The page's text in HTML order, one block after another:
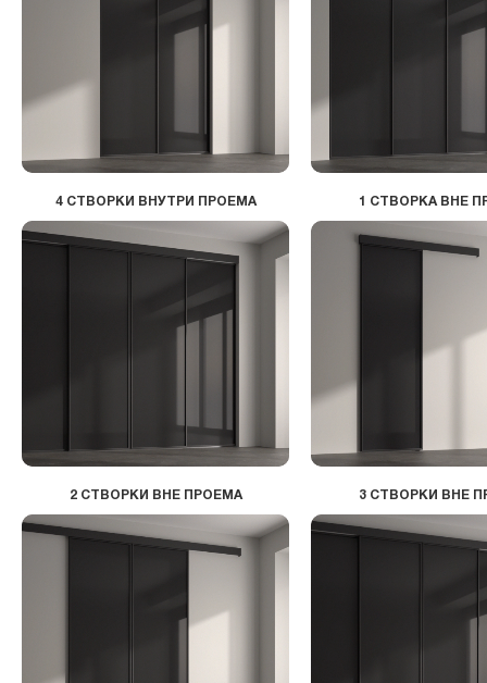
4 СТВОРКИ ВНУТРИ ПРОЕМА 1 СТВОРКА ВНЕ
2 СТВОРКИ ВНЕ ПРОЕМА 3 СТВОРКИ ВНЕ